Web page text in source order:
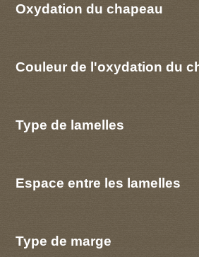
Oxydation du chapeau
Couleur de l'oxydation du
Type de lamelles
Espace entre les lamelles
Type de marge